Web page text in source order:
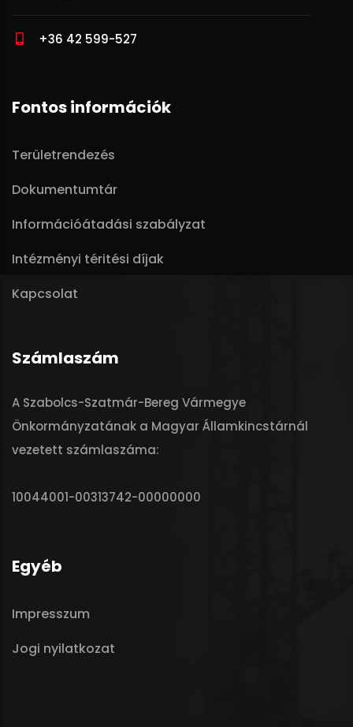
+36 42 599-527
Fontos információk
Területrendezés
Dokumentumtár
Információátadási szabályzat
Intézményi téritési díjak
Kapcsolat
Számlaszám
A Szabolcs-Szatmár-Bereg Vármegye
Önkormányzatának a Magyar Államkincstárnál
vezetett számlaszáma:
10044001-00313742-00000000
Egyéb
Impresszum
Jogi nyilatkozat